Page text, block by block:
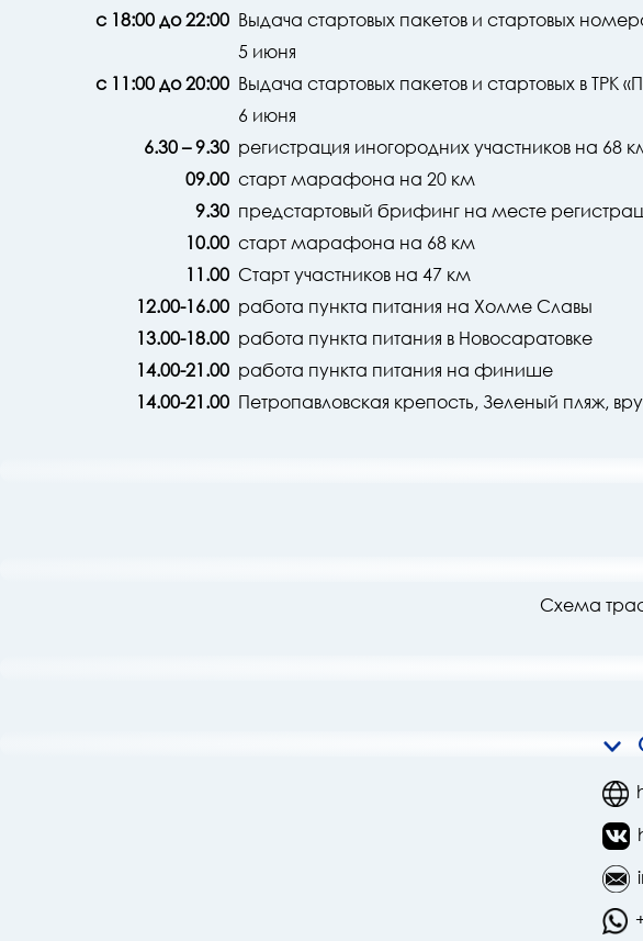
с 18:00 до 22:00 Выдача стартовых пакетов и стартовых
5 июня
с 11:00 до 20:00 Выдача стартовых пакетов и стартовых в
6 июня
6.30 – 9.30 регистрация иногородних участников на
09.00 старт марафона на 20 км
9.30 предстартовый брифинг на месте
10.00 старт марафона на 68 км
11.00 Старт участников на 47 км
12.00-16.00 работа пункта питания на Холме Славы
13.00-18.00 работа пункта питания в Новосаратовке
14.00-21.00 работа пункта питания на финише
14.00-21.00 Петропавловская крепость, Зеленый пляж,
Схема